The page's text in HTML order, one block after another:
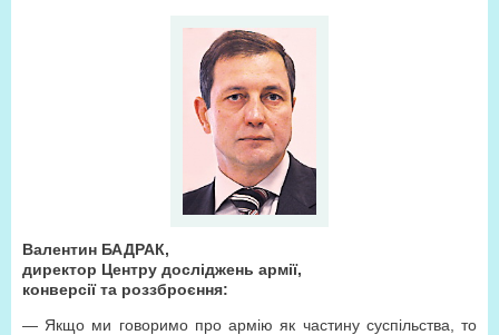
Валентин БАДРАК,
директор Центру досліджень армії,
конверсії та роззброєння:
— Якщо ми говоримо про армію як частину суспільства, то